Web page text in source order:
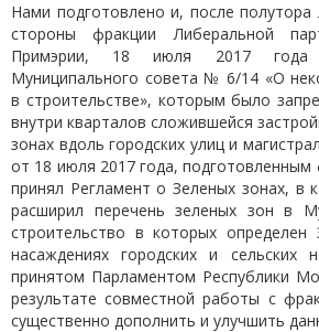
Нами подготовлено и, после полутора
стороны фракции Либеральной
Примэрии, 18 июля 2017 года
Муниципального совета № 6/14 «О
в строительстве», которым было
внутри кварталов сложившейся
зонах вдоль городских улиц и
от 18 июля 2017 года,
принял Регламент о Зеленых зонах, в
расширил перечень зеленых зон в
строительство в которых
насаждениях городских и сельских
принятом Парламентом Республики
результате совместной работы с
существенно дополнить и улучшить